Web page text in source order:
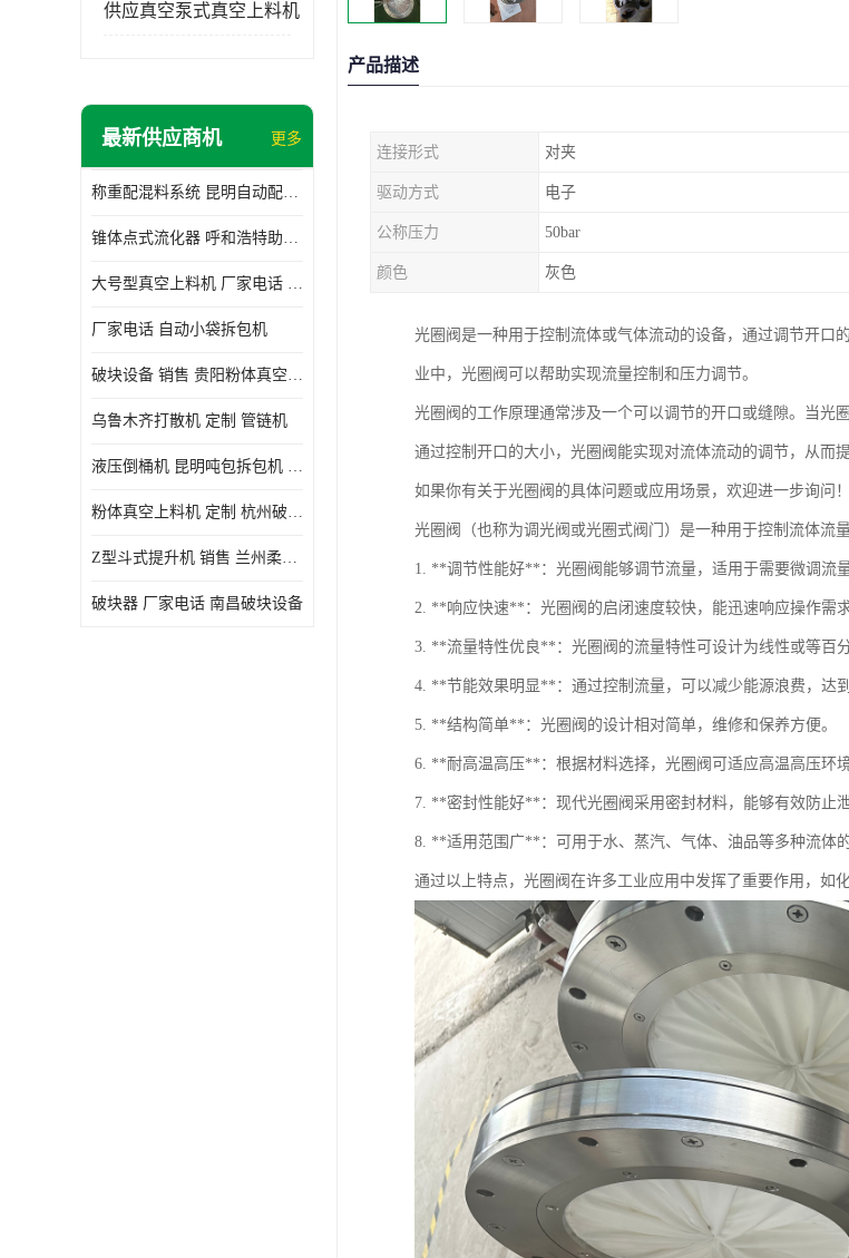
供应真空泵式真空上料机
最新供应商机 更多
称重配混料系统 昆明自动配料系统 厂家电话
锥体点式流化器 呼和浩特助流料斗 厂家
大号型真空上料机 厂家电话 武汉粉体料管链机
厂家电话 自动小袋拆包机
破块设备 销售 贵阳粉体真空上料机
乌鲁木齐打散机 定制 管链机
液压倒桶机 昆明吨包拆包机 定制
粉体真空上料机 定制 杭州破块器
Z型斗式提升机 销售 兰州柔性螺旋输送机
破块器 厂家电话 南昌破块设备
产品描述
连接形式 对夹
驱动方式 电子
公称压力 50bar
颜色 灰色
光圈阀是一种用于控制流体或气体流动的设备，通过调节开口
业中，光圈阀可以帮助实现流量控制和压力调节。
光圈阀的工作原理通常涉及一个可以调节的开口或缝隙。当光
通过控制开口的大小，光圈阀能实现对流体流动的调节，从而
如果你有关于光圈阀的具体问题或应用场景，欢迎进一步询问！
光圈阀（也称为调光阀或光圈式阀门）是一种用于控制流体流
1. **调节性能好**：光圈阀能够调节流量，适用于需要微调流量
2. **响应快速**：光圈阀的启闭速度较快，能迅速响应操作需
3. **流量特性优良**：光圈阀的流量特性可设计为线性或等百
4. **节能效果明显**：通过控制流量，可以减少能源浪费，达到
5. **结构简单**：光圈阀的设计相对简单，维修和保养方便。
6. **耐高温高压**：根据材料选择，光圈阀可适应高温高压环
7. **密封性能好**：现代光圈阀采用密封材料，能够有效防止泄
8. **适用范围广**：可用于水、蒸汽、气体、油品等多种流体的
通过以上特点，光圈阀在许多工业应用中发挥了重要作用，如